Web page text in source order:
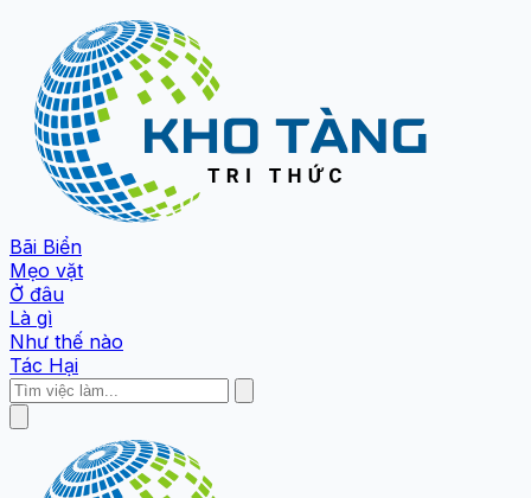
Bãi Biển
Mẹo vặt
Ở đâu
Là gì
Như thế nào
Tác Hại